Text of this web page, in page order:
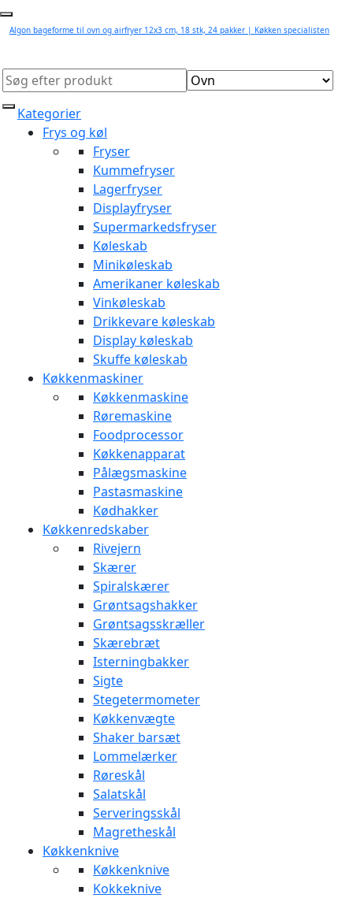
Algon bageforme til ovn og airfryer 12x3 cm, 18 stk, 24 pakker | Køkken specialisten
Kategorier
Frys og køl
Fryser
Kummefryser
Lagerfryser
Displayfryser
Supermarkedsfryser
Køleskab
Minikøleskab
Amerikaner køleskab
Vinkøleskab
Drikkevare køleskab
Display køleskab
Skuffe køleskab
Køkkenmaskiner
Køkkenmaskine
Røremaskine
Foodprocessor
Køkkenapparat
Pålægsmaskine
Pastasmaskine
Kødhakker
Køkkenredskaber
Rivejern
Skærer
Spiralskærer
Grøntsagshakker
Grøntsagsskræller
Skærebræt
Isterningbakker
Sigte
Stegetermometer
Køkkenvægte
Shaker barsæt
Lommelærker
Røreskål
Salatskål
Serveringsskål
Magretheskål
Køkkenknive
Køkkenknive
Kokkeknive